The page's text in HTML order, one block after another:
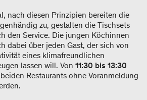
nach diesen Prinzipien bereiten die
zu, gestalten die Tischsets
den Service. Die jungen Köchinnen
dabei über jeden Gast, der sich von
eines klimafreundlichen
lassen will. Von 11:30 bis 13:30
Restaurants ohne Voranmeldung